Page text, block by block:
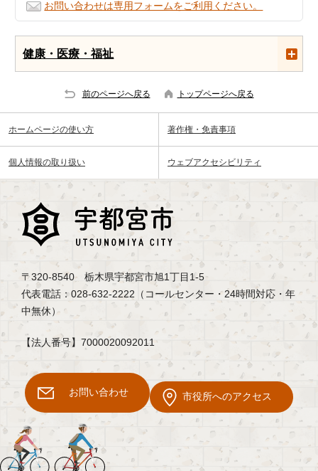
お問い合わせは専用フォームをご利用ください。
健康・医療・福祉
前のページへ戻る トップページへ戻る
ホームページの使い方 著作権・免責事項
個人情報の取り扱い ウェブアクセシビリティ
〒320-8540 栃木県宇都宮市旭1丁目1-5
代表電話：028-632-2222（コールセンター・24時間対応・年
中無休）
【法人番号】7000020092011
お問い合わせ 市役所へのアクセス